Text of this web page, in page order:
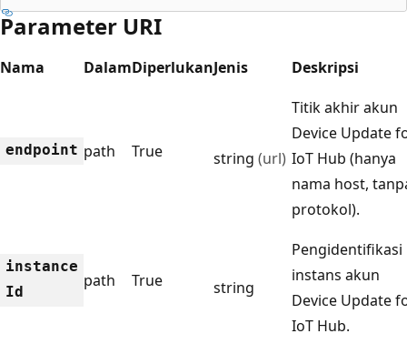
Parameter URI
Nama DalamDiperlukanJenis Deskripsi
endpoint path True string (url)
Titik akhir akun
Device Update
IoT Hub (hanya
nama host,
protokol).
instance
Id
path True string
Pengidentifikasi
instans akun
Device Update
IoT Hub.